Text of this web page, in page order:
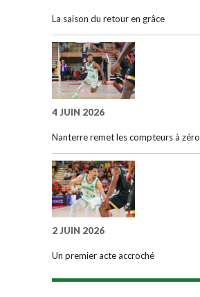
La saison du retour en grâce
4 JUIN 2026
Nanterre remet les compteurs à zéro
2 JUIN 2026
Un premier acte accroché